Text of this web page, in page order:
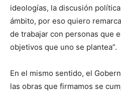
ideologías, la discusión
ámbito, por eso quiero
de trabajar con personas que
objetivos que uno se plantea”.
En el mismo sentido, el
las obras que firmamos se